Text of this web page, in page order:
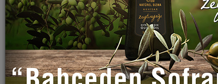
Dulavrat Çorbası Tarifi
Sahrap Soysal